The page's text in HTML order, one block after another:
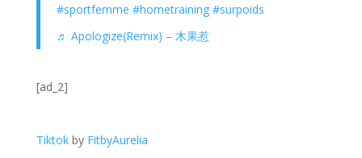
#sportfemme #hometraining #surpoids
♬ Apologize(Remix) – 木果惹
[ad_2]
Tiktok by FitbyAurelia